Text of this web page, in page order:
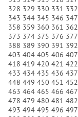
328 329 330 331 332
343 344 345 346 347
358 359 360 361 362
373 374 375 376 377
388 389 390 391 392
403 404 405 406 407
418 419 420 421 422
433 434 435 436 437
448 449 450 451 452
463 464 465 466 467
478 479 480 481 482
493 494 495 496 497